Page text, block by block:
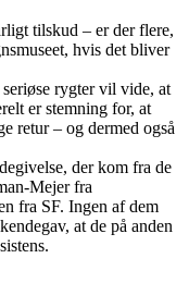
tilskud – er der flere,
hvis det bliver
rygter vil vide, at
er stemning for, at
retur – og dermed også
der kom fra de
Mejer fra
fra SF. Ingen af dem
at de på anden